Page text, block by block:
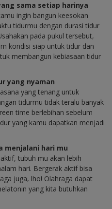
sama setiap harinya
ingin bangun keesokan
tidurmu dengan durasi tidur
pada pukul tersebut,
kondisi siap untuk tidur dan
membangun kebiasaan tidur
yang nyaman
yang tenang untuk
tidurmu tidak teralu banyak
time berlebihan sebelum
yang kamu dapatkan menjadi
menjalani hari mu
tubuh mu akan lebih
hari. Bergerak aktif bisa
juga, lho! Olahraga dapat
yang kita butuhkan